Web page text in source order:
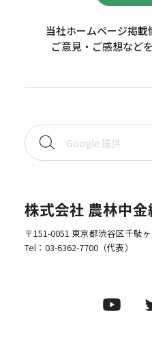
当社ホームページ掲載
ご意見・ご感想など
株式会社 農林中
〒151-0051 東京都渋谷区千駄
Tel： 03-6362-7700（代表）